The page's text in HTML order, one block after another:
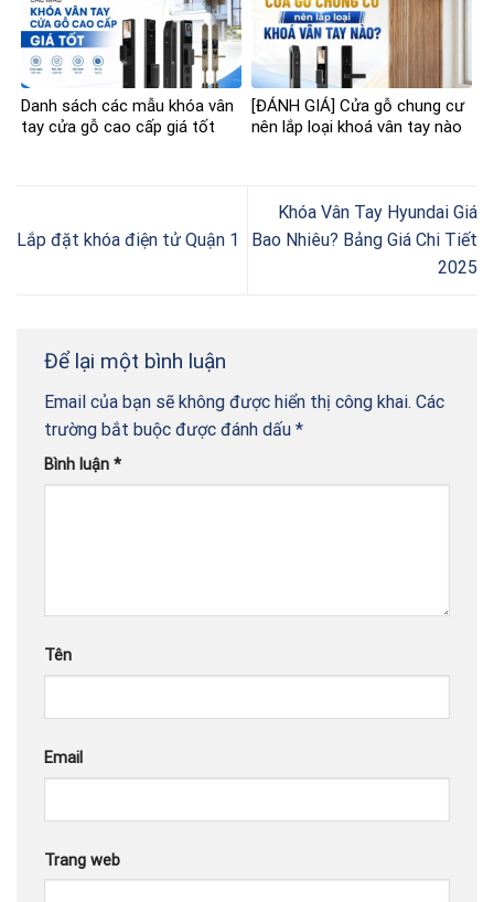
Danh sách các mẫu khóa vân
tay cửa gỗ cao cấp giá tốt
[ĐÁNH GIÁ] Cửa gỗ chung cư
nên lắp loại khoá vân tay nào
Lắp đặt khóa điện tử Quận 1
Khóa Vân Tay Hyundai Giá
Bao Nhiêu? Bảng Giá Chi Tiết
2025
Để lại một bình luận
Email của bạn sẽ không được hiển thị công khai. Các
trường bắt buộc được đánh dấu *
Bình luận *
Tên
Email
Trang web